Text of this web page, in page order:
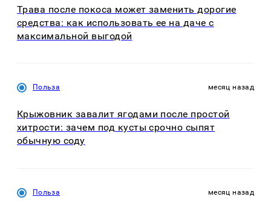
Трава после покоса может заменить дорогие
средства: как использовать ее на даче с
максимальной выгодой
Польза месяц назад
Крыжовник завалит ягодами после простой
хитрости: зачем под кусты срочно сыпят
обычную соду
Польза месяц назад